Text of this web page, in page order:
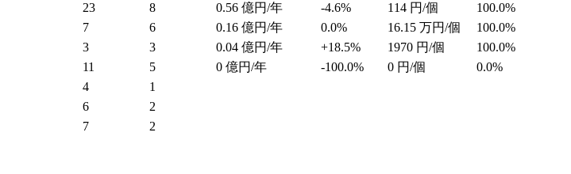
23 8 0.56 億円/年 -4.6% 114 円/個
100.0%
7 6 0.16 億円/年 0.0% 16.15 万円/個
100.0%
3 3 0.04 億円/年 +18.5% 1970 円/個
100.0%
11 5 0 億円/年 -100.0% 0 円/個
0.0%
4
1
6
2
7
2